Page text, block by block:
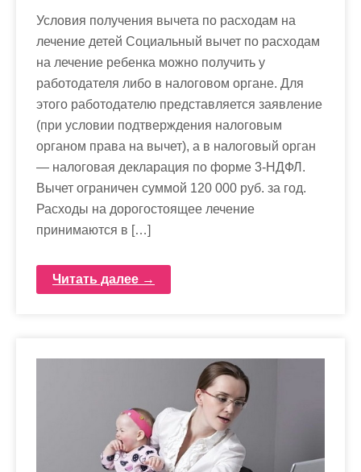
Условия получения вычета по расходам на
лечение детей Социальный вычет по расходам
на лечение ребенка можно получить у
работодателя либо в налоговом органе. Для
этого работодателю представляется заявление
(при условии подтверждения налоговым
органом права на вычет), а в налоговый орган
— налоговая декларация по форме 3-НДФЛ.
Вычет ограничен суммой 120 000 руб. за год.
Расходы на дорогостоящее лечение
принимаются в […]
Читать далее →